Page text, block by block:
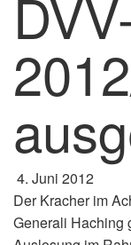
4. Juni 2012
Der Kracher im
Generali Haching